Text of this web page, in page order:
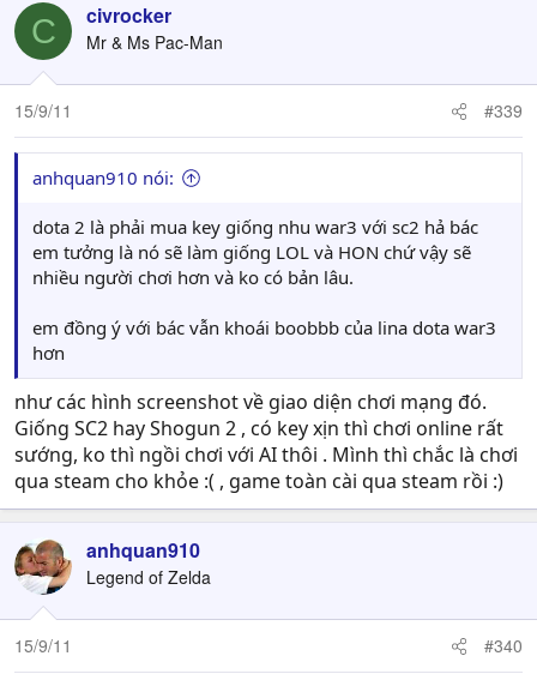
C civrocker
Mr & Ms Pac-Man
15/9/11 #339
anhquan910 nói:
dota 2 là phải mua key giống nhu war3 với sc2 hả bác
em tưởng là nó sẽ làm giống LOL và HON chứ vậy sẽ
nhiều người chơi hơn và ko có bản lâu.
em đồng ý với bác vẫn khoái boobbb của lina dota war3
hơn
như các hình screenshot về giao diện chơi mạng đó.
Giống SC2 hay Shogun 2 , có key xịn thì chơi online rất
sướng, ko thì ngồi chơi với AI thôi . Mình thì chắc là chơi
qua steam cho khỏe :( , game toàn cài qua steam rồi :)
anhquan910
Legend of Zelda
15/9/11 #340